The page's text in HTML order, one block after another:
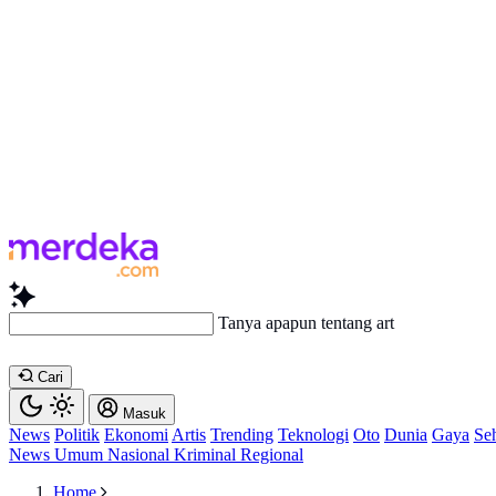
Tanya apapun tentang artikel ini...
Cari
Masuk
News Politik Ekonomi Artis Trending Teknologi Oto Dunia Gaya
News Umum Nasional Kriminal Regional
Home